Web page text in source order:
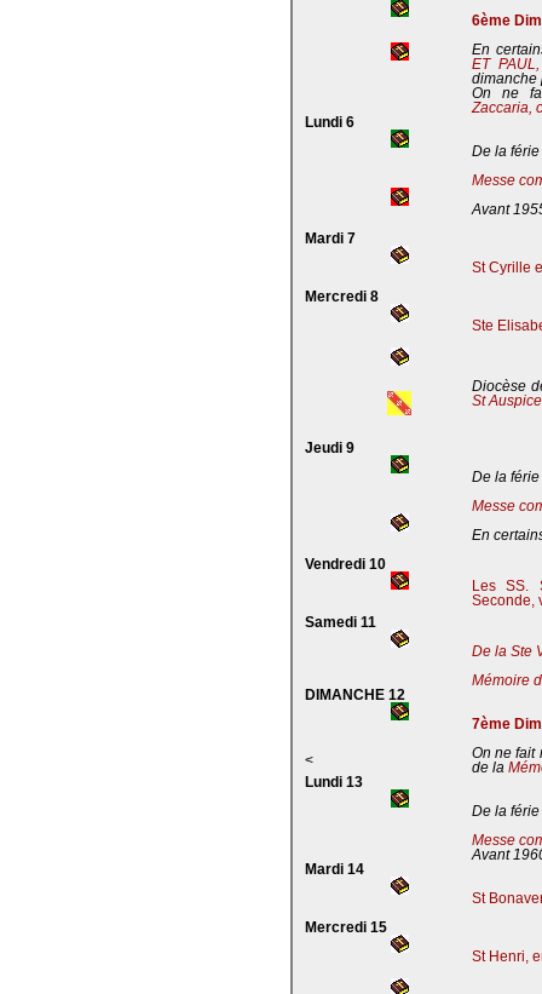
6ème
En
ET
dimanche
On ne
Zaccaria,
Lundi 6
De la férie
Messe
Avant
Mardi 7
St Cyrille
Mercredi 8
Ste
Diocèse
St
Jeudi 9
De la férie
Messe
En
Vendredi 10
Les SS.
Seconde,
Samedi 11
De la Ste
Mémoire
DIMANCHE 12
7ème
<
On ne fait
de la
Lundi 13
De la férie
Messe
Avant
Mardi 14
St
Mercredi 15
St Henri,